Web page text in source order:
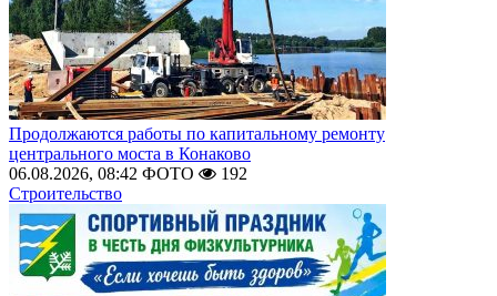
Продолжаются работы по капитальному ремонту
центрального моста в Конаково
06.08.2026, 08:42 ФОТО
192
Строительство